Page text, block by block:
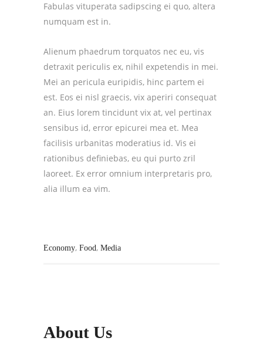
Fabulas vituperata sadipscing ei quo, altera
numquam est in.
Alienum phaedrum torquatos nec eu, vis
detraxit periculis ex, nihil expetendis in mei.
Mei an pericula euripidis, hinc partem ei
est. Eos ei nisl graecis, vix aperiri consequat
an. Eius lorem tincidunt vix at, vel pertinax
sensibus id, error epicurei mea et. Mea
facilisis urbanitas moderatius id. Vis ei
rationibus definiebas, eu qui purto zril
laoreet. Ex error omnium interpretaris pro,
alia illum ea vim.
Economy, Food, Media
About Us